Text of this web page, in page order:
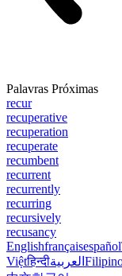
Palavras Próximas
recur
recuperative
recuperation
recuperate
recumbent
recurrent
recurrently
recurring
recursively
recusancy
Englishfrançaisespañol
Việtहिन्दीالعربية